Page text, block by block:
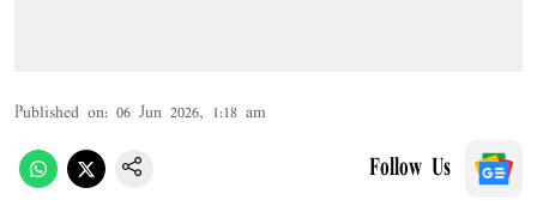
Published on: 06 Jun 2026, 1:18 am
Follow Us